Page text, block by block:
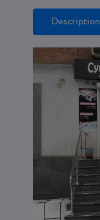
Description